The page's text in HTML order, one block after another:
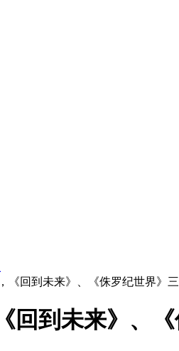
《回到未来》、《侏罗纪世界》
回到未来》、